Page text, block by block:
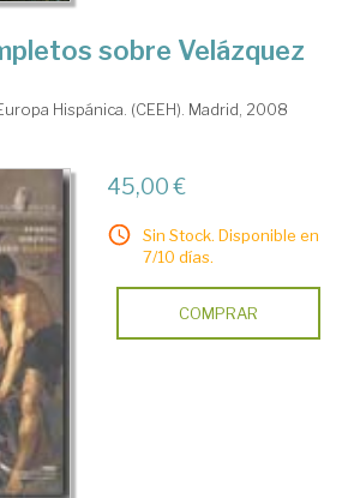
sobre Velázquez
Hispánica. (CEEH). Madrid, 2008
45,00 €
Sin Stock. Disponible en
7/10 días.
COMPRAR